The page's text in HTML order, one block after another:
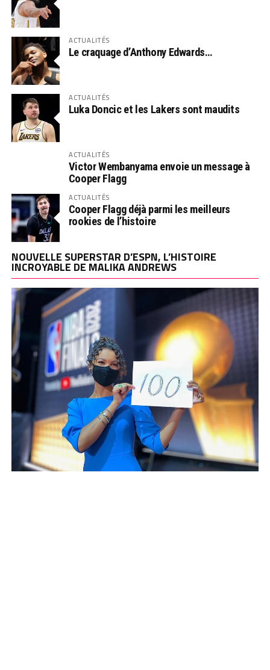
ACTUALITÉS
Le craquage d’Anthony Edwards…
ACTUALITÉS
Luka Doncic et les Lakers sont maudits
ACTUALITÉS
Victor Wembanyama envoie un message à
Cooper Flagg
ACTUALITÉS
Cooper Flagg déjà parmi les meilleurs
rookies de l’histoire
NOUVELLE SUPERSTAR D’ESPN, L’HISTOIRE
INCROYABLE DE MALIKA ANDREWS